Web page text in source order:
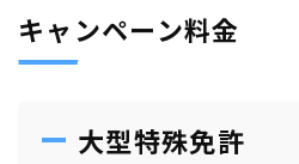
キャンペーン料金
大型特殊免許